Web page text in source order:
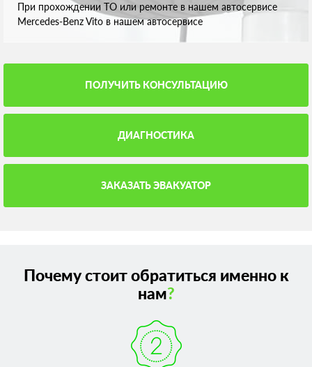
При прохождении ТО или ремонте в нашем автосервисе
Mercedes-Benz Vito в нашем автосервисе
ПОЛУЧИТЬ КОНСУЛЬТАЦИЮ
ДИАГНОСТИКА
ЗАКАЗАТЬ ЭВАКУАТОР
Почему стоит обратиться именно к
нам?